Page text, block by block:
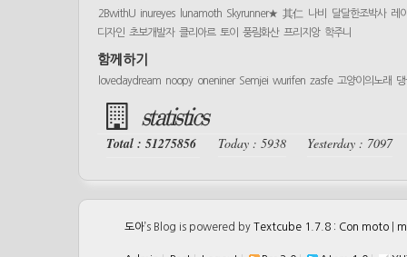
2BwithU inureyes lunamoth Skyrunner★ 其仁 나비 달달한조박사 레
디자인 초보개발자 클리아르 토이 풍림화산 프리지앙 학주니
함께하기
lovedaydream noopy oneniner Semjei wurifen zasfe 고양이의노래
statistics
Total : 51275856 Today : 5938 Yesterday : 7097
도아’s Blog is powered by Textcube 1.7.8 : Con moto